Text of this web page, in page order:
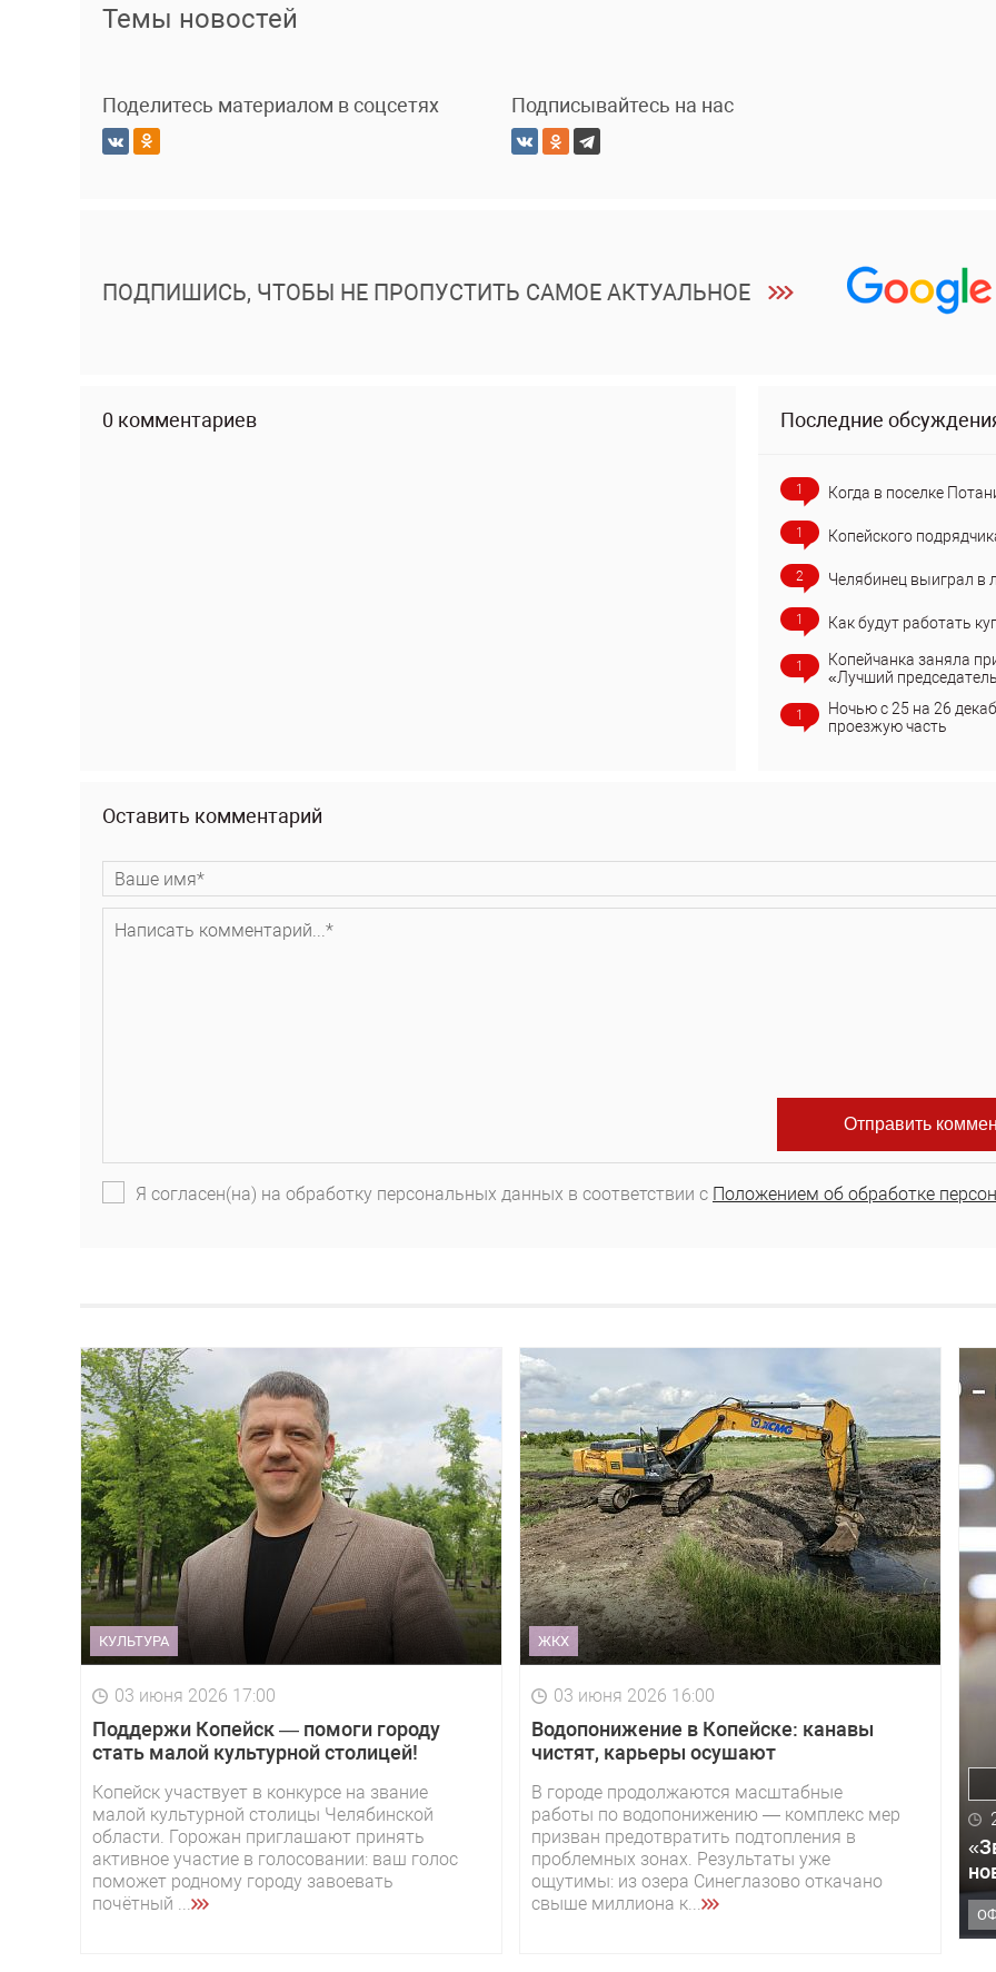
Темы новостей
Поделитесь материалом в соцсетях Подписывайтесь на нас
ПОДПИШИСЬ, ЧТОБЫ НЕ ПРОПУСТИТЬ САМОЕ АКТУАЛЬНОЕ
0 комментариев Последние
1 Когда в поселке
1 Копейского
2 Челябинец выиграл в
1 Как будут работать
1
Копейчанка заняла
«Лучший
1
Ночью с 25 на 26
проезжую часть
Оставить комментарий
Я согласен(на) на обработку персональных данных в соответствии с Положением об обработке
КУЛЬТУРА
03 июня 2026 17:00
Поддержи Копейск — помоги городу
стать малой культурной столицей!
Копейск участвует в конкурсе на звание
малой культурной столицы Челябинской
области. Горожан приглашают принять
активное участие в голосовании: ваш голос
поможет родному городу завоевать
почётный ...
ЖКХ
03 июня 2026 16:00
Водопонижение в Копейске: канавы
чистят, карьеры осушают
В городе продолжаются масштабные
работы по водопонижению — комплекс мер
призван предотвратить подтопления в
проблемных зонах. Результаты уже
ощутимы: из озера Синеглазово откачано
свыше миллиона к...